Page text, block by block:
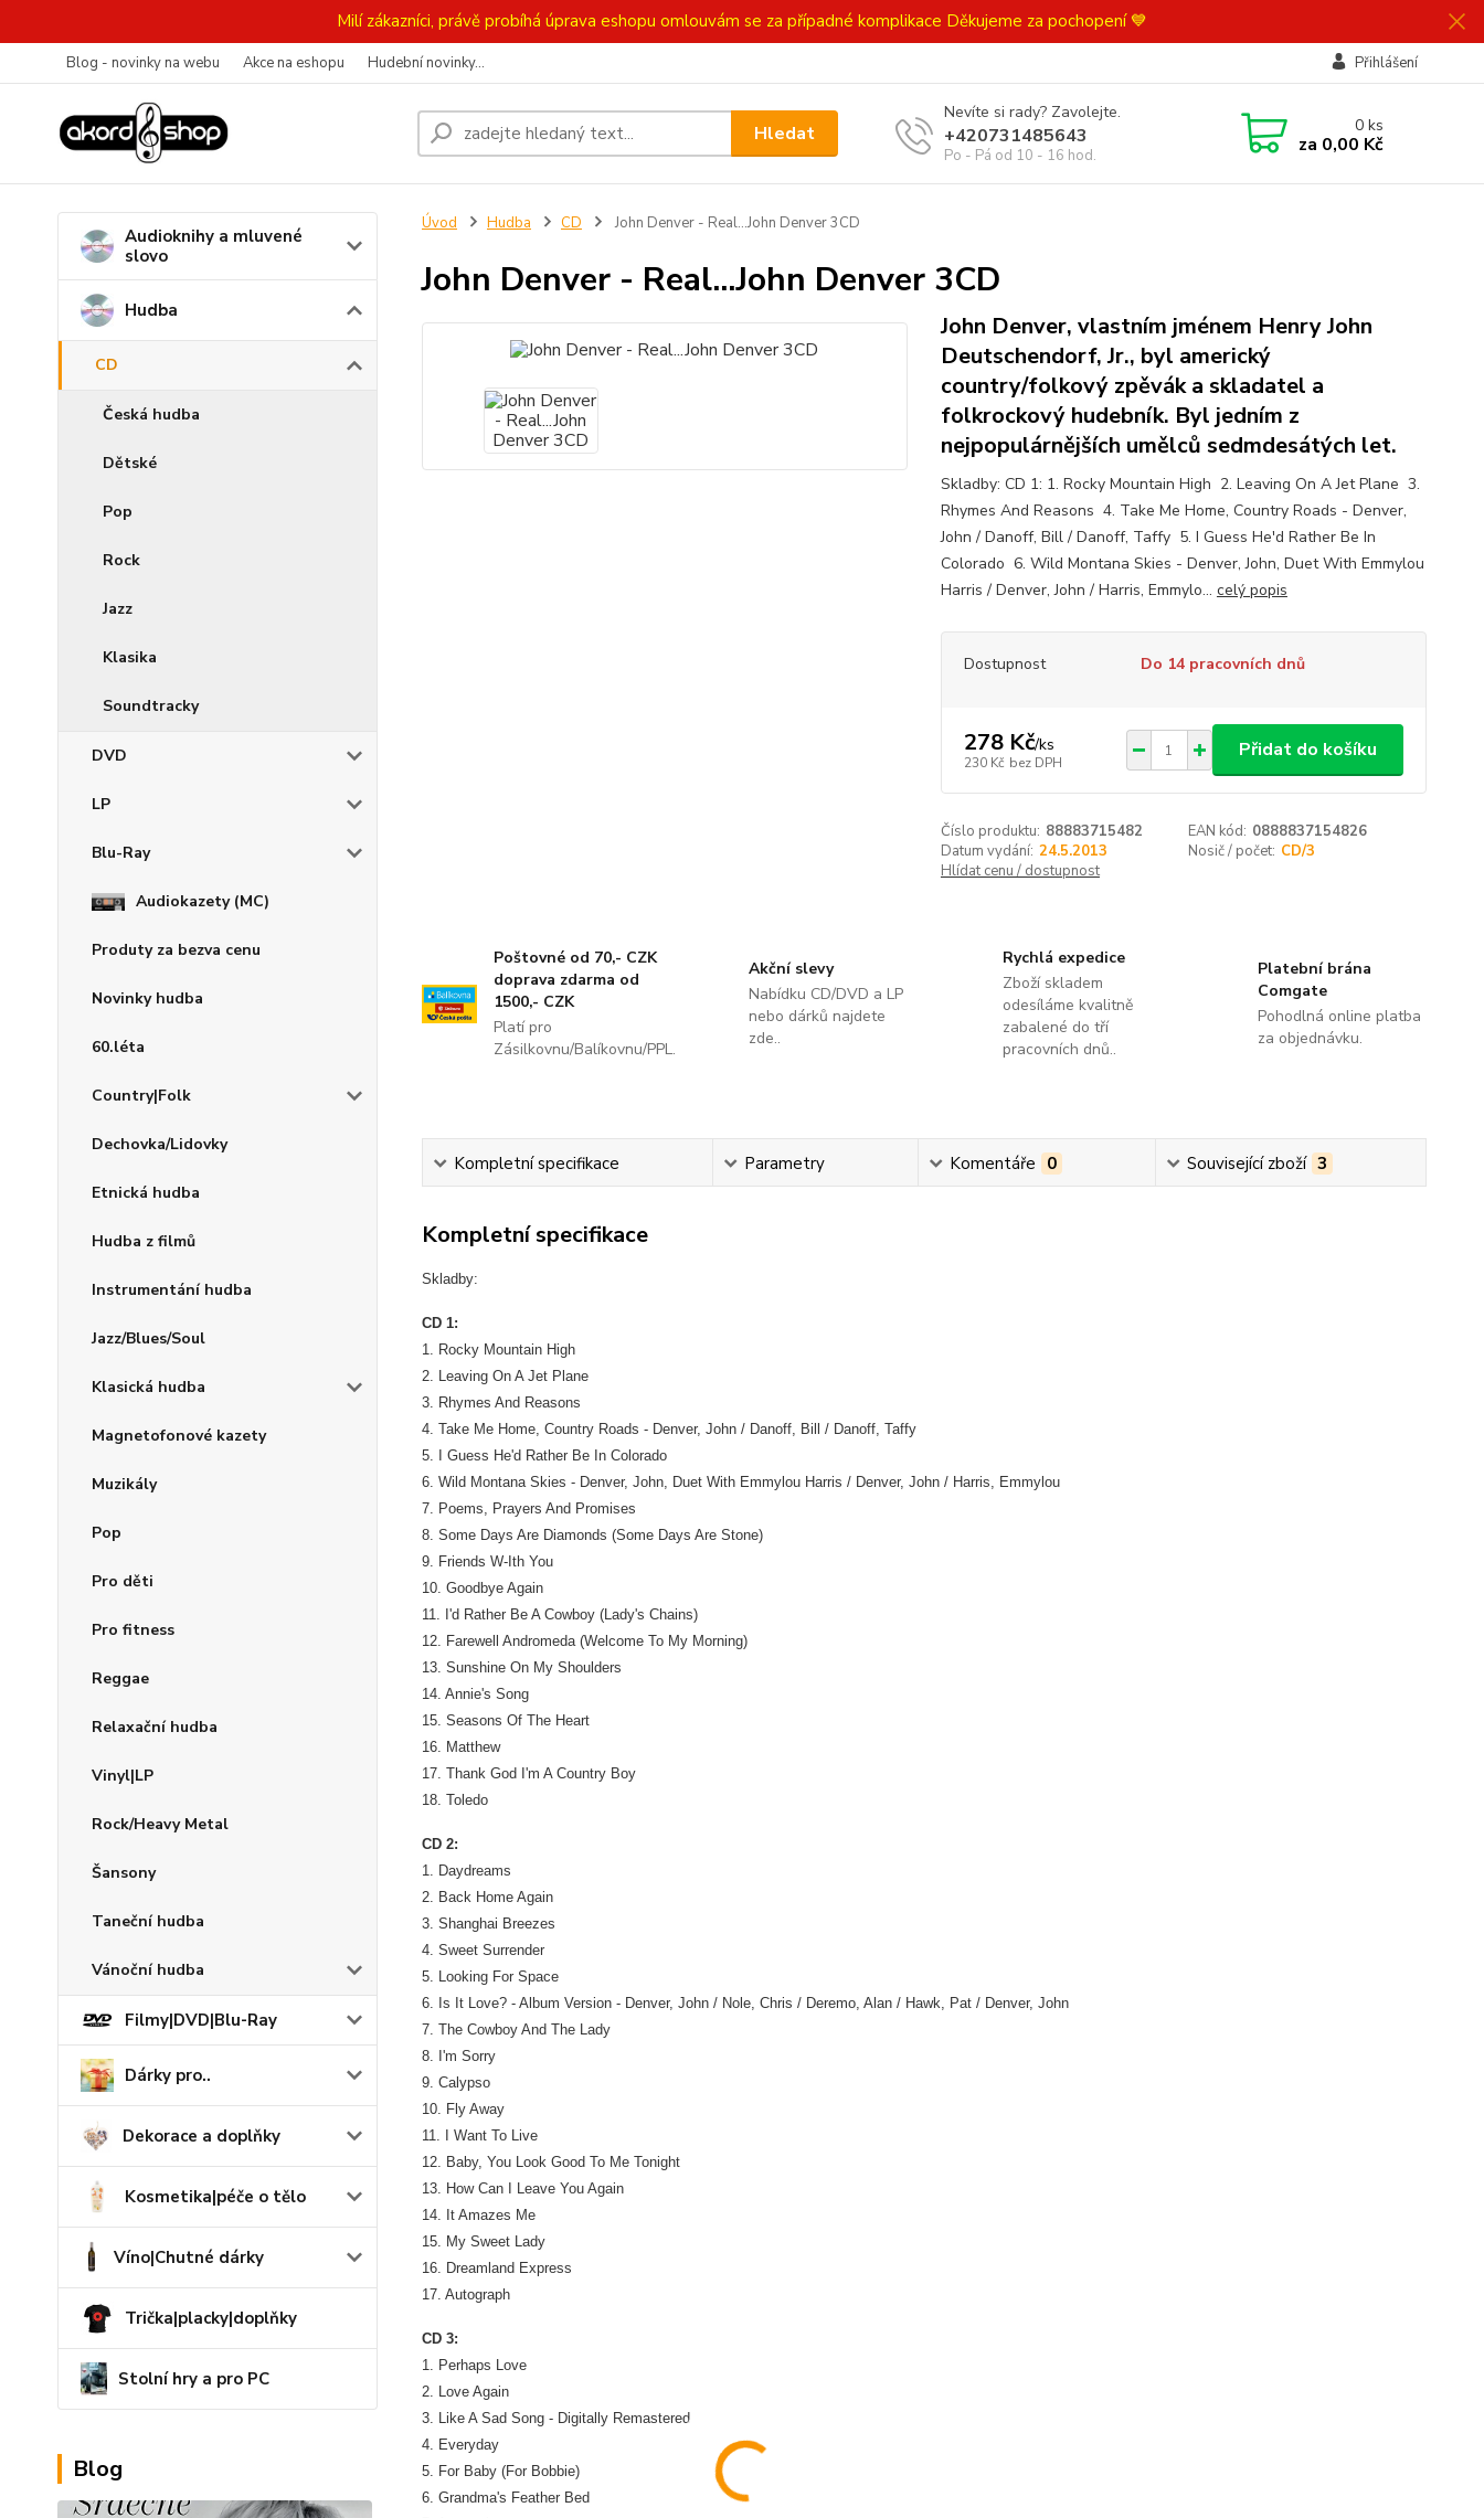
Milí zákazníci, právě probíhá úprava eshopu omlouvám se za případné komplikace Děkujeme za pochopení 💙
Blog - novinky na webu Akce na eshopu Hudební novinky... Přihlášení
Hledat
Nevíte si rady? Zavolejte.
+420731485643
Po - Pá od 10 - 16 hod.
0ks
za 0,00 Kč
Audioknihy a mluvené
slovo
Hudba
CD
Česká hudba
Dětské
Pop
Rock
Jazz
Klasika
Soundtracky
DVD
LP
Blu-Ray
Audiokazety (MC)
Produty za bezva cenu
Novinky hudba
60.léta
Country|Folk
Dechovka/Lidovky
Etnická hudba
Hudba z filmů
Instrumentání hudba
Jazz/Blues/Soul
Klasická hudba
Magnetofonové kazety
Muzikály
Pop
Pro děti
Pro fitness
Reggae
Relaxační hudba
Vinyl|LP
Rock/Heavy Metal
Šansony
Taneční hudba
Vánoční hudba
Filmy|DVD|Blu-Ray
Dárky pro..
Dekorace a doplňky
Kosmetika|péče o tělo
Víno|Chutné dárky
Trička|placky|doplňky
Stolní hry a pro PC
Blog
Úvod Hudba CD John Denver - Real...John Denver 3CD
John Denver - Real...John Denver 3CD
John Denver, vlastním jménem Henry John
Deutschendorf, Jr., byl americký
country/folkový zpěvák a skladatel a
folkrockový hudebník. Byl jedním z
nejpopulárnějších umělců sedmdesátých let.
Skladby: CD 1: 1. Rocky Mountain High 2. Leaving On A Jet Plane 3.
Rhymes And Reasons 4. Take Me Home, Country Roads - Denver,
John / Danoff, Bill / Danoff, Taffy 5. I Guess He'd Rather Be In
Colorado 6. Wild Montana Skies - Denver, John, Duet With Emmylou
Harris / Denver, John / Harris, Emmylo... celý popis
Dostupnost Do 14 pracovních dnů
278 Kč/ks
230 Kč bez DPH
Přidat do košíku
Číslo produktu: 88883715482 EAN kód: 0888837154826
Datum vydání: 24.5.2013 Nosič / počet: CD/3
Hlídat cenu / dostupnost
Poštovné od 70,- CZK
doprava zdarma od
1500,- CZK
Platí pro
Zásilkovnu/Balíkovnu/PPL.
Akční slevy
Nabídku CD/DVD a LP
nebo dárků najdete
zde..
Rychlá expedice
Zboží skladem
odesíláme kvalitně
zabalené do tří
pracovních dnů..
Platební brána
Comgate
Pohodlná online platba
za objednávku.
Kompletní specifikace Parametry Komentáře 0 Související zboží 3
Kompletní specifikace
Skladby:
CD 1:
1. Rocky Mountain High
2. Leaving On A Jet Plane
3. Rhymes And Reasons
4. Take Me Home, Country Roads - Denver, John / Danoff, Bill / Danoff, Taffy
5. I Guess He'd Rather Be In Colorado
6. Wild Montana Skies - Denver, John, Duet With Emmylou Harris / Denver, John / Harris, Emmylou
7. Poems, Prayers And Promises
8. Some Days Are Diamonds (Some Days Are Stone)
9. Friends W-Ith You
10. Goodbye Again
11. I'd Rather Be A Cowboy (Lady's Chains)
12. Farewell Andromeda (Welcome To My Morning)
13. Sunshine On My Shoulders
14. Annie's Song
15. Seasons Of The Heart
16. Matthew
17. Thank God I'm A Country Boy
18. Toledo
CD 2:
1. Daydreams
2. Back Home Again
3. Shanghai Breezes
4. Sweet Surrender
5. Looking For Space
6. Is It Love? - Album Version - Denver, John / Nole, Chris / Deremo, Alan / Hawk, Pat / Denver, John
7. The Cowboy And The Lady
8. I'm Sorry
9. Calypso
10. Fly Away
11. I Want To Live
12. Baby, You Look Good To Me Tonight
13. How Can I Leave You Again
14. It Amazes Me
15. My Sweet Lady
16. Dreamland Express
17. Autograph
CD 3:
1. Perhaps Love
2. Love Again
3. Like A Sad Song - Digitally Remastered
4. Everyday
5. For Baby (For Bobbie)
6. Grandma's Feather Bed